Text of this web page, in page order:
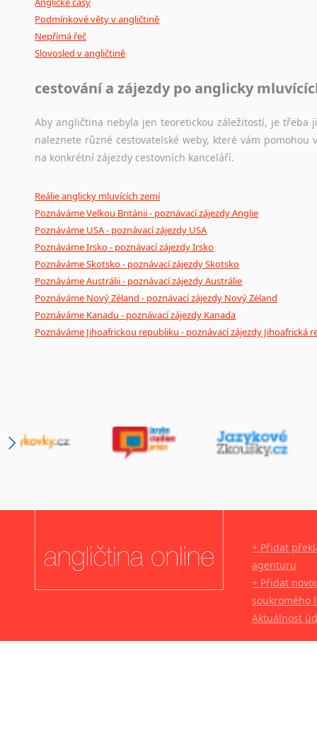
Podmínkové věty v angličtině
Nepřímá řeč
Slovosled v angličtině
cestování a zájezdy po anglicky
Aby angličtina nebyla jen teoretickou záležitostí, je
naleznete různé cestovatelské weby, které vám
na konkrétní zájezdy cestovních kanceláří.
Reálie anglicky mluvících zemí
Poznáváme Velkou Británii - poznávací zájezdy Anglie
Poznáváme USA - poznávací zájezdy USA
Poznáváme Irsko - poznávací zájezdy Irsko
Poznáváme Skotsko - poznávací zájezdy Skotsko
Poznáváme Austrálii - poznávací zájezdy Austrálie
Poznáváme Nový Zéland - poznávací zájezdy Nový Zéland
Poznáváme Kanadu - poznávací zájezdy Kanada
Poznáváme Jihoafrickou republiku - poznávací zájezdy Jihoafrická
+ Přidat
agenturu
+ Přidat
soukromého
Aktuálnost